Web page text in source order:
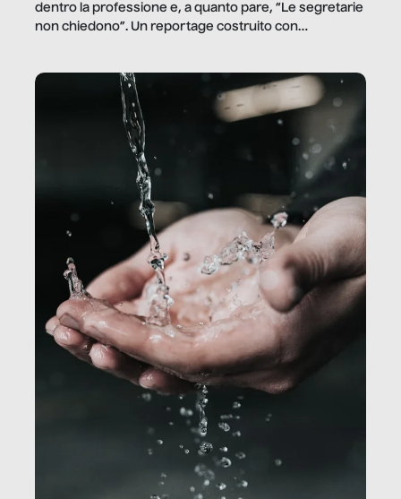
dentro la professione e, a quanto pare, “Le segretarie
non chiedono”. Un reportage costruito con